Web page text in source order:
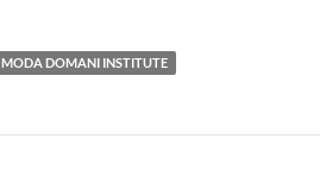
MODA DOMANI INSTITUTE